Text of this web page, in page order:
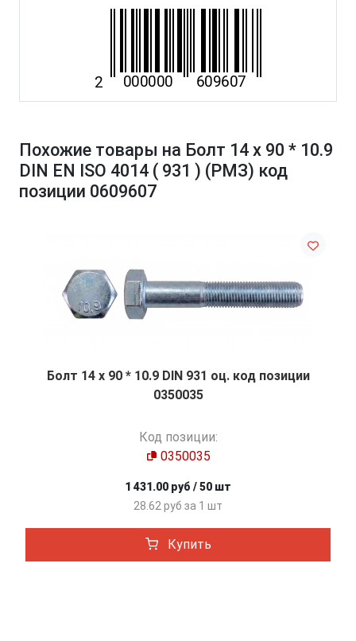
Похожие товары на Болт 14 х 90 * 10.9
DIN EN ISO 4014 ( 931 ) (РМЗ) код
позиции 0609607
Болт 14 х 90 * 10.9 DIN 931 оц. код позиции
0350035
Код позиции:
0350035
1 431.00 руб / 50 шт
28.62 руб за 1 шт
Купить